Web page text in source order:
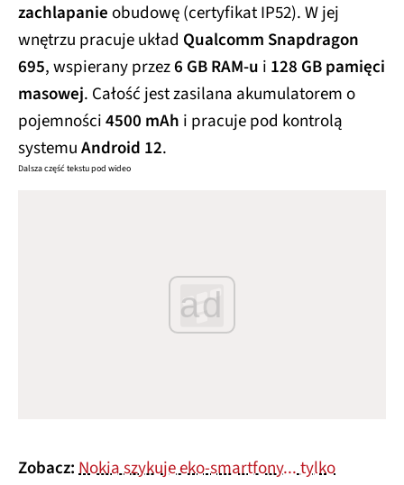
zachlapanieobudowę (certyfikat IP52). W jej
wnętrzu pracuje układ Qualcomm Snapdragon
695, wspierany przez6 GB RAM-u i 128 GB pamięci
masowej. Całość jest zasilana akumulatorem o
pojemności4500 mAh i pracuje pod kontrolą
systemuAndroid 12.
Dalsza część tekstu pod wideo
ad
Zobacz:Nokia szykuje eko-smartfony... tylko